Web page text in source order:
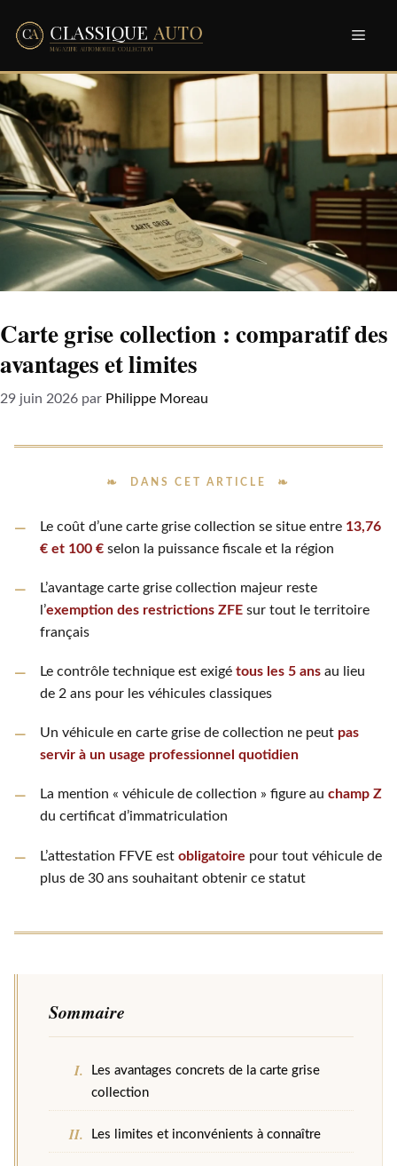
Carte grise collection : comparatif des
avantages et limites
29 juin 2026 par Philippe Moreau
DANS CET ARTICLE
Le coût d’une carte grise collection se situe entre 13,76
€ et 100 €selon la puissance fiscale et la région
L’avantage carte grise collection majeur reste
l’exemption des restrictions ZFEsur tout le territoire
français
Le contrôle technique est exigé tous les 5 ansau lieu
de 2 ans pour les véhicules classiques
Un véhicule en carte grise de collection ne peut pas
servir à un usage professionnel quotidien
La mention « véhicule de collection » figure au champ Z
du certificat d’immatriculation
L’attestation FFVE est obligatoire pour tout véhicule de
plus de 30 ans souhaitant obtenir ce statut
Sommaire
Les avantages concrets de la carte grise
collection
Les limites et inconvénients à connaître